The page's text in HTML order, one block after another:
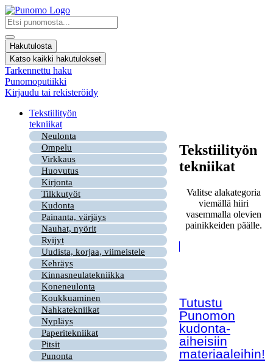
Mene
sisältöön
Search
...
Hakutulosta
Katso kaikki hakutulokset
Tarkennettu haku
Punomoputiikki
Kirjaudu tai rekisteröidy
Tekstiilityön
tekniikat
Neulonta
Ompelu
Virkkaus
Huovutus
Kirjonta
Tilkkutyöt
Kudonta
Painanta, värjäys
Nauhat, nyörit
Ryijyt
Uudista, korjaa, viimeistele
Kehräys
Kinnasneulatekniikka
Koneneulonta
Koukkuaminen
Nahkatekniikat
Nypläys
Paperitekniikat
Pitsit
Punonta
Tekstiilityön
tekniikat
Valitse alakategoria
viemällä hiiri
vasemmalla olevien
painikkeiden päälle.
Tutustu
Punomon
kudonta-
aiheisiin
materiaaleihin!